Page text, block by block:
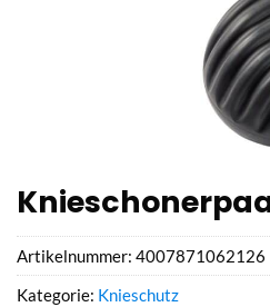
Artikelnummer: 4007871062126
Kategorie: Knieschutz